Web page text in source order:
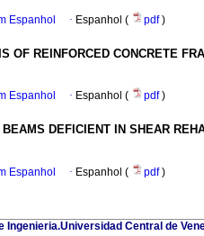
Espanhol · Espanhol ( pdf)
OF REINFORCED CONCRETE
Espanhol · Espanhol ( pdf)
DEFICIENT IN SHEAR
Espanhol · Espanhol ( pdf)
Central de